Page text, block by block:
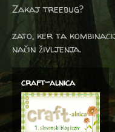
Zakaj treebug?
zato, ker ta
način življenja.
craft-alnica